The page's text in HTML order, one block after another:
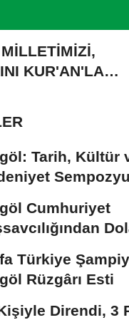
KUR'AN'LA
Tarih, Kültür
Cumhuriyet
Türkiye
Rüzgârı Esti
Direndi, 3